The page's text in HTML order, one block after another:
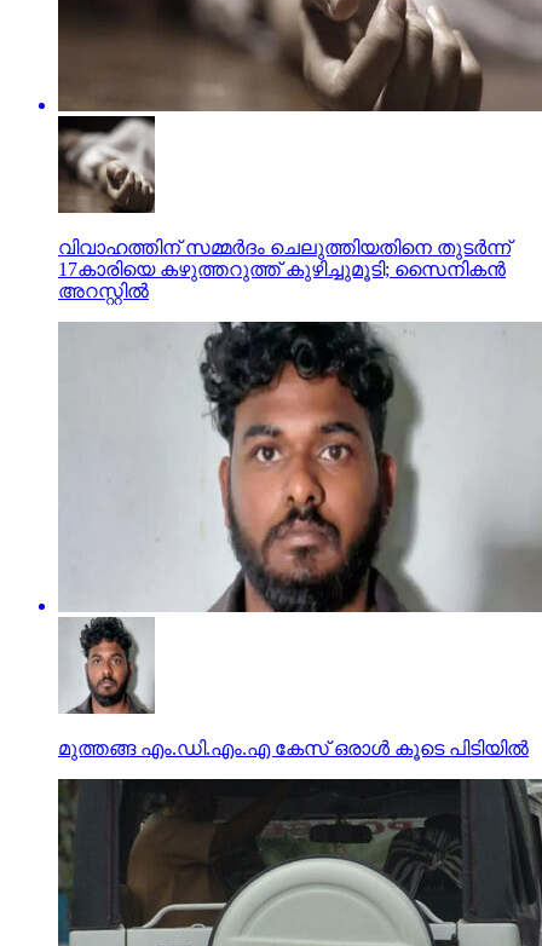
വിവാഹത്തിന് സമ്മര്‍ദം ചെലുത്തിയതിനെ തുടര്‍ന്ന്
17കാരിയെ കഴുത്തറുത്ത് കുഴിച്ചുമൂടി; സൈനികന്‍
അറസ്റ്റില്‍
മുത്തങ്ങ എം.ഡി.എം.എ കേസ് ഒരാള്‍ കൂടെ പിടിയില്‍